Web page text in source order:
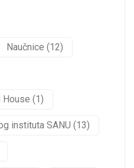
Naučnice (12)
House (1)
instituta SANU (13)